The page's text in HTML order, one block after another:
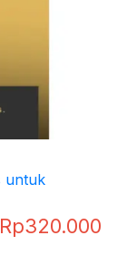
untuk
Rp320.000